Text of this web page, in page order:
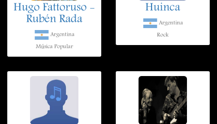
Hugo Fattoruso -
Rubén Rada
Argentina
Música Popular
Huinca
Argentina
Rock